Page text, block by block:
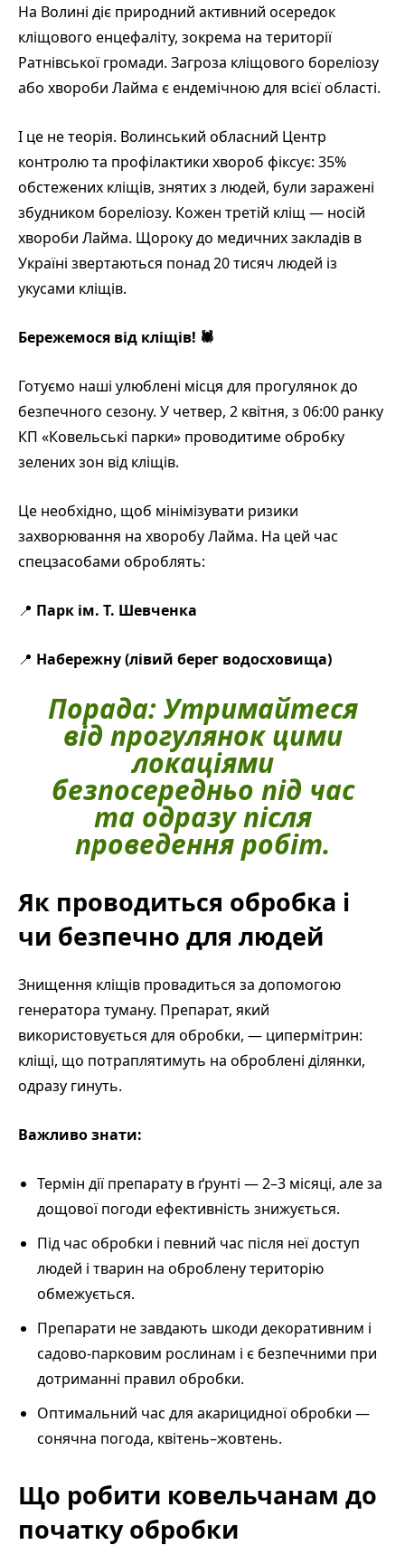
На Волині діє природний активний осередок
кліщового енцефаліту, зокрема на території
Ратнівської громади. Загроза кліщового бореліозу
або хвороби Лайма є ендемічною для всієї області.
І це не теорія. Волинський обласний Центр
контролю та профілактики хвороб фіксує: 35%
обстежених кліщів, знятих з людей, були заражені
збудником бореліозу. Кожен третій кліщ — носій
хвороби Лайма. Щороку до медичних закладів в
Україні звертаються понад 20 тисяч людей із
укусами кліщів.
Бережемося від кліщів! 🕷️
Готуємо наші улюблені місця для прогулянок до
безпечного сезону. У четвер, 2 квітня, з 06:00 ранку
КП «Ковельські парки» проводитиме обробку
зелених зон від кліщів.
Це необхідно, щоб мінімізувати ризики
захворювання на хворобу Лайма. На цей час
спецзасобами оброблять:
📍 Парк ім. Т. Шевченка
📍 Набережну (лівий берег водосховища)
Порада:Утримайтеся
від прогулянок цими
локаціями
безпосередньо під час
та одразу після
проведення робіт.
Як проводиться обробка і
чи безпечно для людей
Знищення кліщів провадиться за допомогою
генератора туману. Препарат, який
використовується для обробки, — ципермітрин:
кліщі, що потраплятимуть на оброблені ділянки,
одразу гинуть.
Важливо знати:
Термін дії препарату в ґрунті — 2–3 місяці, але за
дощової погоди ефективність знижується.
Під час обробки і певний час після неї доступ
людей і тварин на оброблену територію
обмежується.
Препарати не завдають шкоди декоративним і
садово-парковим рослинам і є безпечними при
дотриманні правил обробки.
Оптимальний час для акарицидної обробки —
сонячна погода, квітень–жовтень.
Що робити ковельчанам до
початку обробки